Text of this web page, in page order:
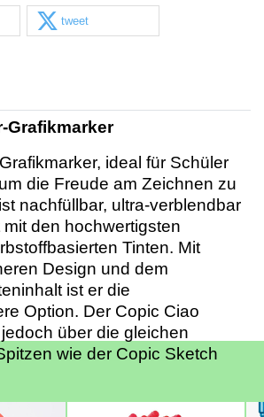
tweet
Grafikmarker
ideal für Schüler
die Freude am Zeichnen zu
nachfüllbar, ultra-verblendbar
den hochwertigsten
Tinten. Mit
Design und dem
ist er die
Option. Der Copic Ciao
über die gleichen
wie der Copic Sketch